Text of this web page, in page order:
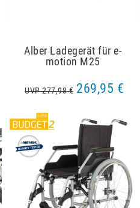
Alber Ladegerät für e-
motion M25
UVP 277,98 € 269,95 €